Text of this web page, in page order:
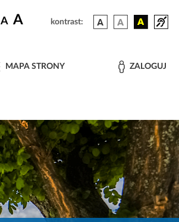
A A kontrast:
MAPA STRONY ZALOGUJ